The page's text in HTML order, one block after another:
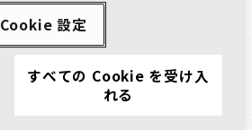
Cookie 設定
すべての Cookie を受け入
れる